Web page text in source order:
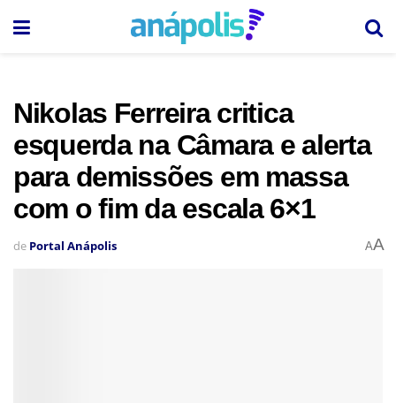
Nikolas Ferreira critica
esquerda na Câmara e alerta
para demissões em massa
com o fim da escala 6×1
de Portal Anápolis AA